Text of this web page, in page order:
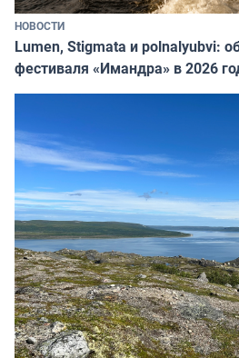
НОВОСТИ
Lumen, Stigmata и polnalyubvi:
фестиваля «Имандра» в 2026